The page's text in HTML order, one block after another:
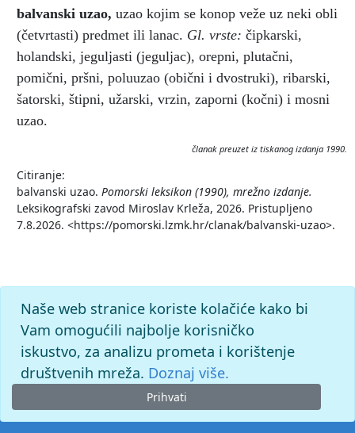
balvanski uzao, uzao kojim se konop veže uz neki obli
(četvrtasti) predmet ili lanac. Gl. vrste: čipkarski,
holandski, jeguljasti (jeguljac), orepni, plutačni,
pomični, pršni, poluuzao (obični i dvostruki), ribarski,
šatorski, štipni, užarski, vrzin, zaporni (kočni) i mosni
uzao.
članak preuzet iz tiskanog izdanja 1990.
Citiranje:
balvanski uzao. Pomorski leksikon (1990), mrežno izdanje.
Leksikografski zavod Miroslav Krleža, 2026. Pristupljeno
7.8.2026. <https://pomorski.lzmk.hr/clanak/balvanski-uzao>.
Naše web stranice koriste kolačiće kako bi
Vam omogućili najbolje korisničko
iskustvo, za analizu prometa i korištenje
društvenih mreža. Doznaj više.
Prihvati
© 2026. -Leksikografski zavodMiroslav Krleža